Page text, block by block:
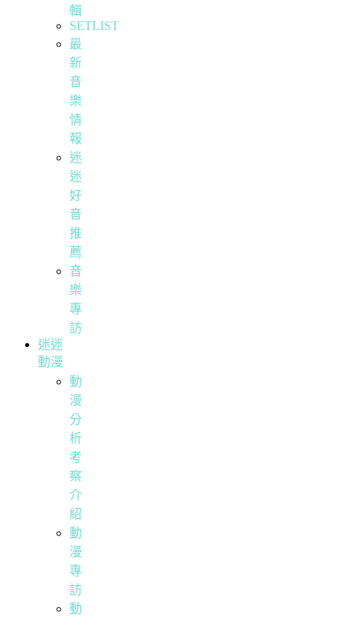
輯
SETLIST
最
新
音
樂
情
報
迷
迷
好
音
推
薦
音
樂
專
訪
迷迷
動漫
動
漫
分
析
考
察
介
紹
動
漫
專
訪
動